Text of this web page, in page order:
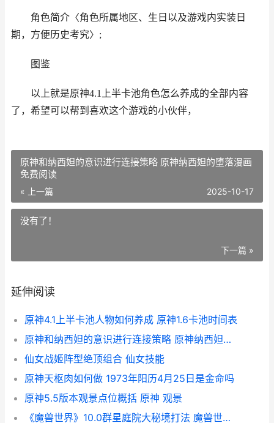
角色简介〈角色所属地区、生日以及游戏内实装日
期，方便历史考究〉;
图鉴
以上就是原神4.1上半卡池角色怎么养成的全部内容
了，希望可以帮到喜欢这个游戏的小伙伴，
原神和纳西妲的意识进行连接策略 原神纳西妲的堕落漫画
免费阅读
« 上一篇 2025-10-17
没有了！
下一篇 »
延伸阅读
原神4.1上半卡池人物如何养成 原神1.6卡池时间表
原神和纳西妲的意识进行连接策略 原神纳西妲的堕落漫画免费阅读
仙女战姬阵型绝顶组合 仙女技能
原神天枢肉如何做 1973年阳历4月25日是金命吗
原神5.5版本观景点位概括 原神 观景
《魔兽世界》10.0群星庭院大秘境打法 魔兽世界10级可以进的副本